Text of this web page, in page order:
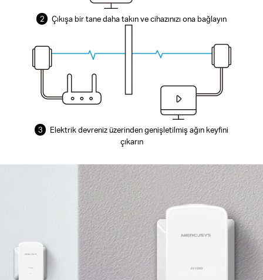
2 Çıkışa bir tane daha takın ve cihazınızı ona bağlayın
3
Elektrik devreniz üzerinden genişletilmiş ağın keyfini
çıkarın